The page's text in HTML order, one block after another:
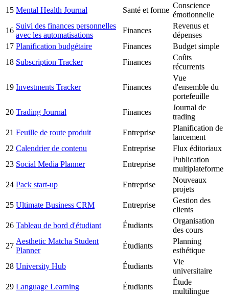
15 Mental Health Journal Santé et forme
Conscience
émotionnelle
16
Suivi des finances personnelles
avec les automatisations
Finances
Revenus et
dépenses
17 Planification budgétaire Finances
Budget simple
18 Subscription Tracker Finances
Coûts
récurrents
19 Investments Tracker Finances
Vue
d'ensemble du
portefeuille
20 Trading Journal Finances
Journal de
trading
21 Feuille de route produit Entreprise
Planification de
lancement
22 Calendrier de contenu Entreprise
Flux éditoriaux
23 Social Media Planner Entreprise
Publication
multiplateforme
24 Pack start-up Entreprise
Nouveaux
projets
25 Ultimate Business CRM Entreprise
Gestion des
clients
26 Tableau de bord d'étudiant Étudiants
Organisation
des cours
27
Aesthetic Matcha Student
Planner
Étudiants
Planning
esthétique
28 University Hub Étudiants
Vie
universitaire
29 Language Learning Étudiants
Étude
multilingue